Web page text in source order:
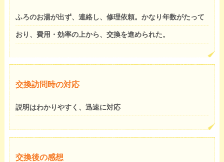
ふろのお湯が出ず、連絡し、修理依頼。かなり年数がたって
おり、費用・効率の上から、交換を進められた。
交換訪問時の対応
説明はわかりやすく、迅速に対応
交換後の感想